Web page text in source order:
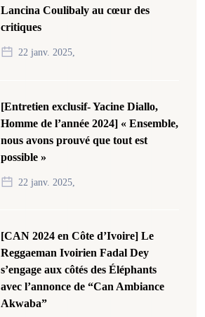
Lancina Coulibaly au cœur des
critiques
22 janv. 2025,
[Entretien exclusif- Yacine Diallo,
Homme de l’année 2024] « Ensemble,
nous avons prouvé que tout est
possible »
22 janv. 2025,
[CAN 2024 en Côte d’Ivoire] Le
Reggaeman Ivoirien Fadal Dey
s’engage aux côtés des Éléphants
avec l’annonce de “Can Ambiance
Akwaba”